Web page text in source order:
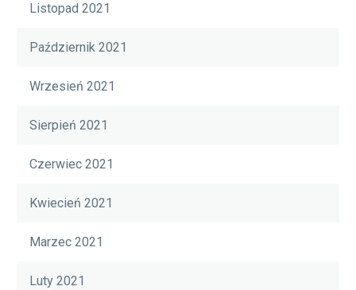
Listopad 2021
Październik 2021
Wrzesień 2021
Sierpień 2021
Czerwiec 2021
Kwiecień 2021
Marzec 2021
Luty 2021